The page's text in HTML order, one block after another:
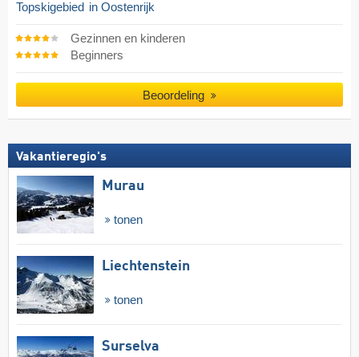
Topskigebied in Oostenrijk
Gezinnen en kinderen
Beginners
Beoordeling
Vakantieregio's
Murau
tonen
Liechtenstein
tonen
Surselva